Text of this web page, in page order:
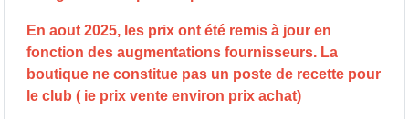
En aout 2025, les prix ont été remis à jour en
fonction des augmentations fournisseurs. La
boutique ne constitue pas un poste de recette pour
le club ( ie prix vente environ prix achat)